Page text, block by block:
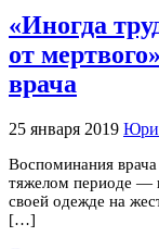
«Иногда
от
врача
25 января 2019
Воспоминания
тяжелом периоде —
своей одежде на
[…]